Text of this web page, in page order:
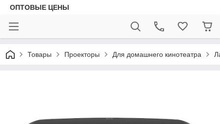
ОПТОВЫЕ ЦЕНЫ
Товары Проекторы Для домашнего кинотеатра